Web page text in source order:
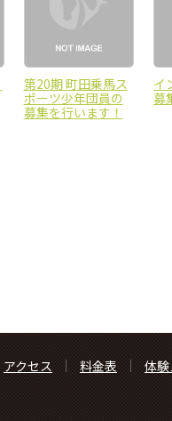
第20期 町田乗馬ス
ポーツ少年団員の
募集を行います！
イ
募
アクセス 料金表 体